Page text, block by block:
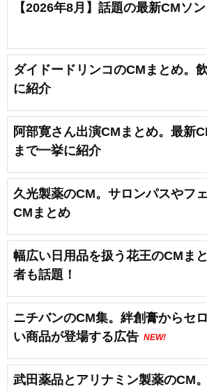
【2026年8月】話題の最新CMソ
ダイドードリンコのCMまとめ。
に紹介
阿部寛さん出演CMまとめ。最新
まで一挙に紹介
久光製薬のCM。サロンパスやフ
CMまとめ
幅広い日用品を扱う花王のCMま
者も話題！
ニチバンのCM集。絆創膏からセ
い商品が登場する広告 NEW!
武田薬品とアリナミン製薬のCM